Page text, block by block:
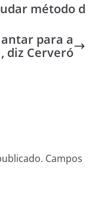
método d
para a
diz Cerveró
Campos